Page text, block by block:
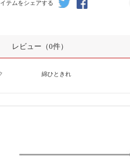
テムをシェアする
レビュー（0件）
綿ひときれ